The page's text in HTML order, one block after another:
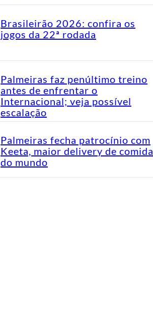
Brasileirão 2026: confira os
jogos da 22ª rodada
Palmeiras faz penúltimo treino
antes de enfrentar o
Internacional; veja possível
escalação
Palmeiras fecha patrocínio com
Keeta, maior delivery de comida
do mundo